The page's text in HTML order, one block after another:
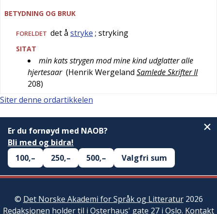
BETYDNING OG BRUK
FORELDET det å stryke ; stryking
SITAT
min kats strygen mod mine kind udglatter alle
hjertesaar (Henrik Wergeland Samlede Skrifter II
208)
Siter denne ordartikkelen
Er du fornøyd med NAOB?
Bli med og bidra!
100,–
250,– 500,– Valgfri sum
© Det Norske Akademi for Språk og Litteratur2026
Redaksjonen holder til i Osterhaus' gate 27 i Oslo. Kontakt